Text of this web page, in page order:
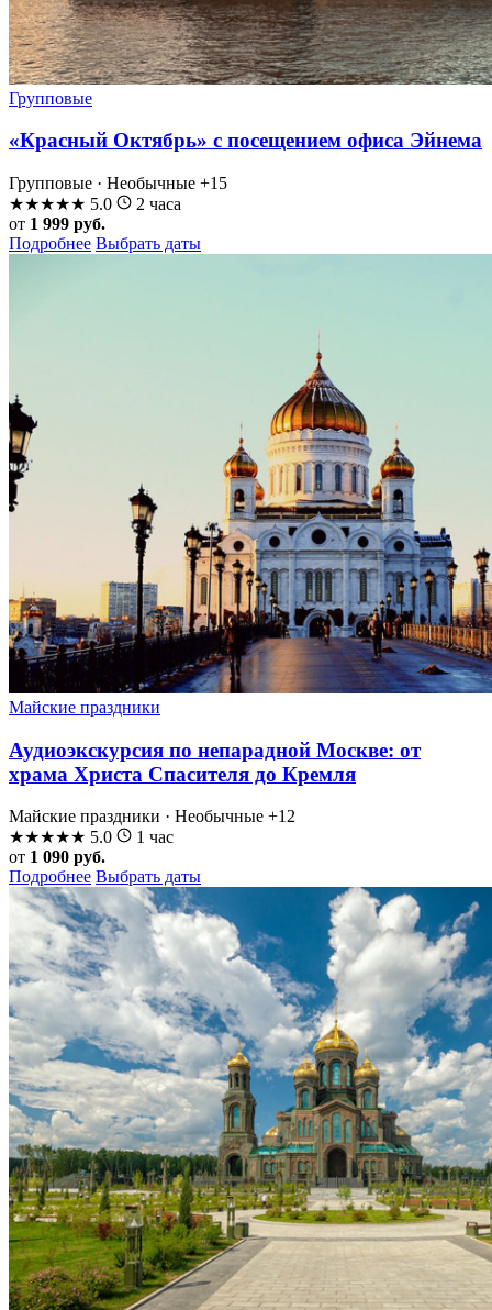
Групповые
«Красный Октябрь» с посещением офиса Эйнема
Групповые · Необычные +15
★★★★★ 5.0
2 часа
от 1 999 руб.
Подробнее Выбрать даты
Майские праздники
Аудиоэкскурсия по непарадной Москве: от
храма Христа Спасителя до Кремля
Майские праздники · Необычные +12
★★★★★ 5.0
1 час
от 1 090 руб.
Подробнее Выбрать даты